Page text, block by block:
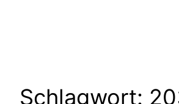
Schlagwort: